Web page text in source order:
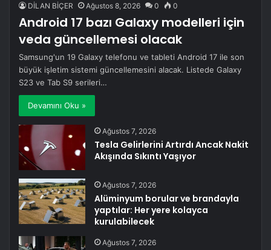
DİLAN BİÇER Ağustos 8, 2026 0 0
Android 17 bazı Galaxy modelleri için
veda güncellemesi olacak
Samsung'un 19 Galaxy telefonu ve tableti Android 17 ile son
büyük işletim sistemi güncellemesini alacak. Listede Galaxy
S23 ve Tab S9 serileri…
Devamını Oku »
Ağustos 7, 2026
Tesla Gelirlerini Artırdı Ancak Nakit
Akışında Sıkıntı Yaşıyor
Ağustos 7, 2026
Alüminyum borular ve brandayla
yaptılar: Her yere kolayca
kurulabilecek
Ağustos 7, 2026